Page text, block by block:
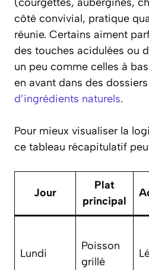
côté convivial, pratique
réunie. Certains aiment
des touches acidulées ou
un peu comme celles à
en avant dans des
d’ingrédients naturels.
Pour mieux visualiser la
ce tableau récapitulatif
Jour
Plat
principal
Lundi
Poisson
grillé